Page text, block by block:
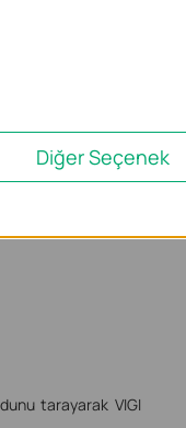
tarayarak VIGI
Diğer Seçenek